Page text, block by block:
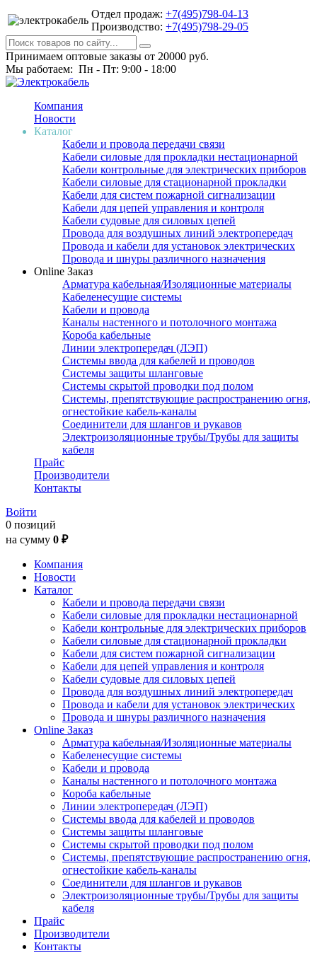
Отдел продаж: +7(495)798-04-13
Производство: +7(495)798-29-05
Принимаем оптовые заказы от 20000 руб.
Мы работаем: Пн - Пт: 9:00 - 18:00
Компания
Новости
Каталог
Кабели и провода передачи связи
Кабели силовые для прокладки нестационарной
Кабели контрольные для электрических приборов
Кабели силовые для стационарной прокладки
Кабели для систем пожарной сигнализации
Кабели для цепей управления и контроля
Кабели судовые для силовых цепей
Провода для воздушных линий электропередач
Провода и кабели для установок электрических
Провода и шнуры различного назначения
Online Заказ
Арматура кабельная/Изоляционные материалы
Кабеленесущие системы
Кабели и провода
Каналы настенного и потолочного монтажа
Короба кабельные
Линии электропередач (ЛЭП)
Системы ввода для кабелей и проводов
Системы защиты шланговые
Системы скрытой проводки под полом
Системы, препятствующие распространению огня,
огнестойкие кабель-каналы
Соединители для шлангов и рукавов
Электроизоляционные трубы/Трубы для защиты
кабеля
Прайс
Производители
Контакты
Войти
0 позиций
на сумму 0 ₽
Компания
Новости
Каталог
Кабели и провода передачи связи
Кабели силовые для прокладки нестационарной
Кабели контрольные для электрических приборов
Кабели силовые для стационарной прокладки
Кабели для систем пожарной сигнализации
Кабели для цепей управления и контроля
Кабели судовые для силовых цепей
Провода для воздушных линий электропередач
Провода и кабели для установок электрических
Провода и шнуры различного назначения
Online Заказ
Арматура кабельная/Изоляционные материалы
Кабеленесущие системы
Кабели и провода
Каналы настенного и потолочного монтажа
Короба кабельные
Линии электропередач (ЛЭП)
Системы ввода для кабелей и проводов
Системы защиты шланговые
Системы скрытой проводки под полом
Системы, препятствующие распространению огня,
огнестойкие кабель-каналы
Соединители для шлангов и рукавов
Электроизоляционные трубы/Трубы для защиты
кабеля
Прайс
Производители
Контакты